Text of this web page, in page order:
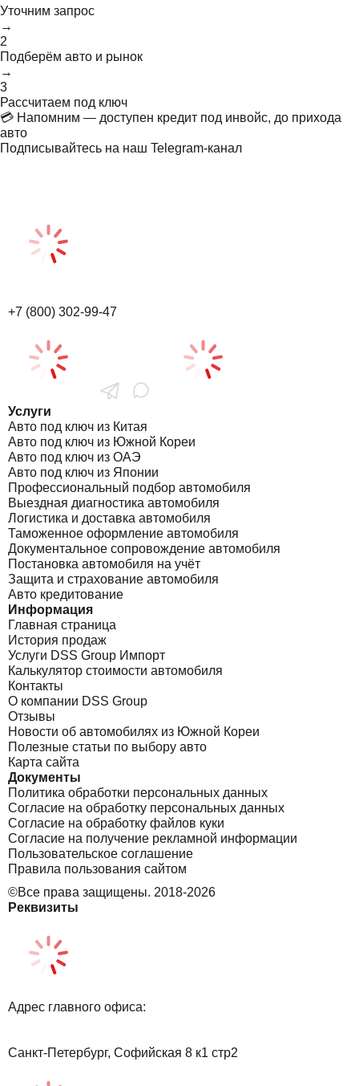
Уточним запрос
→
2
Подберём авто и рынок
→
3
Рассчитаем под ключ
💳 Напомним — доступен кредит под инвойс, до прихода
авто
Подписывайтесь на наш Telegram-канал
+7 (800) 302-99-47
Услуги
Авто под ключ из Китая
Авто под ключ из Южной Кореи
Авто под ключ из ОАЭ
Авто под ключ из Японии
Профессиональный подбор автомобиля
Выездная диагностика автомобиля
Логистика и доставка автомобиля
Таможенное оформление автомобиля
Документальное сопровождение автомобиля
Постановка автомобиля на учёт
Защита и страхование автомобиля
Авто кредитование
Информация
Главная страница
История продаж
Услуги DSS Group Импорт
Калькулятор стоимости автомобиля
Контакты
О компании DSS Group
Отзывы
Новости об автомобилях из Южной Кореи
Полезные статьи по выбору авто
Карта сайта
Документы
Политика обработки персональных данных
Согласие на обработку персональных данных
Согласие на обработку файлов куки
Согласие на получение рекламной информации
Пользовательское соглашение
Правила пользования сайтом
©Все права защищены. 2018-2026
Реквизиты
Адрес главного офиса:
Санкт-Петербург, Софийская 8 к1 стр2